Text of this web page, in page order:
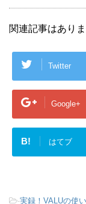
関連記事はあり
Twitter
Google+
B! はてブ
-実録！VALUの使